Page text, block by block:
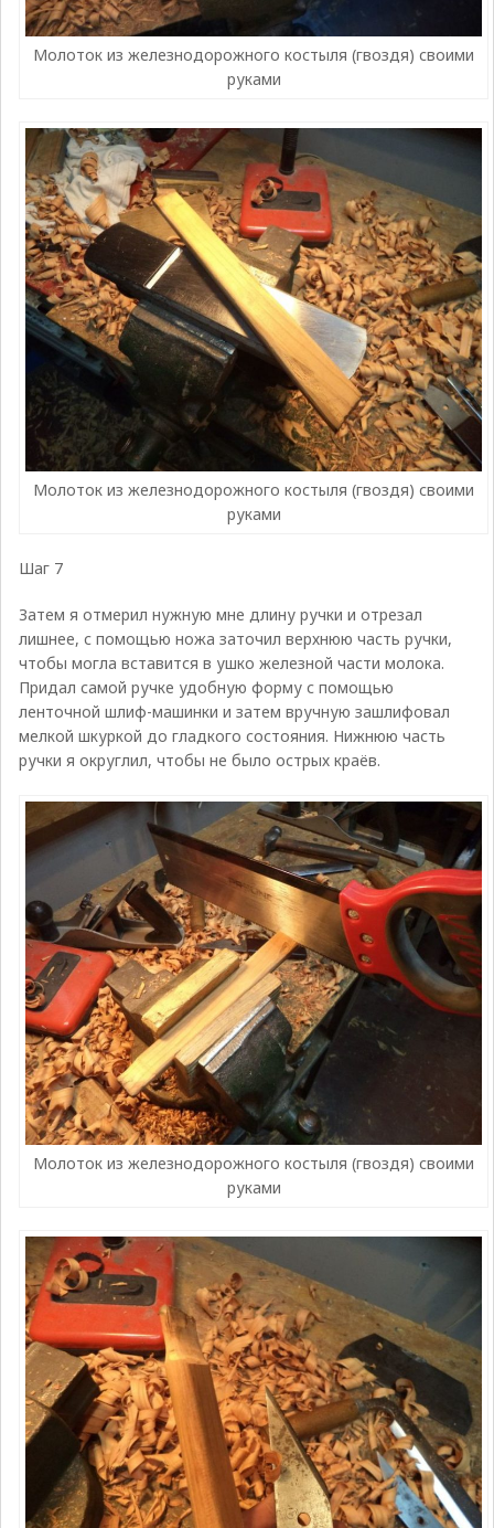
Молоток из железнодорожного костыля (гвоздя) своими
руками
Молоток из железнодорожного костыля (гвоздя) своими
руками
Шаг 7
Затем я отмерил нужную мне длину ручки и отрезал
лишнее, с помощью ножа заточил верхнюю часть ручки,
чтобы могла вставится в ушко железной части молока.
Придал самой ручке удобную форму с помощью
ленточной шлиф-машинки и затем вручную зашлифовал
мелкой шкуркой до гладкого состояния. Нижнюю часть
ручки я округлил, чтобы не было острых краёв.
Молоток из железнодорожного костыля (гвоздя) своими
руками